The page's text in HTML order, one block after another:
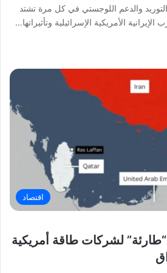
والدعم اللوجستي في كل مرة تشتد
الأمريكية الإسرائيلية وتأثيراتها…
اقتصاد
لشركات طاقة أمريكية